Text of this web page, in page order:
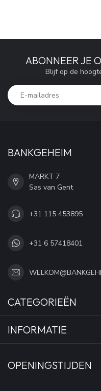
ABONNEER JE
Blijf op de
BANKGEHEIM
MARKT 7
Sas van Gent
+31 115 453895
+31 6 57418401
CATEGORIEËN
INFORMATIE
OPENINGSTIJDEN